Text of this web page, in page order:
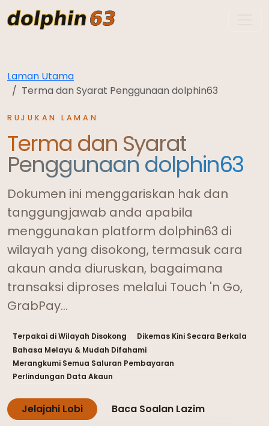
dolphin63
Laman Utama
Terma dan Syarat Penggunaan dolphin63
RUJUKAN LAMAN
Terma dan Syarat
Penggunaan dolphin63
Dokumen ini menggariskan hak dan
tanggungjawab anda apabila
menggunakan platform dolphin63 di
wilayah yang disokong, termasuk cara
akaun anda diuruskan, bagaimana
transaksi diproses melalui Touch 'n Go,
GrabPay…
Terpakai di Wilayah Disokong
Dikemas Kini Secara Berkala
Bahasa Melayu & Mudah Difahami
Merangkumi Semua Saluran Pembayaran
Perlindungan Data Akaun
Jelajahi Lobi Baca Soalan Lazim